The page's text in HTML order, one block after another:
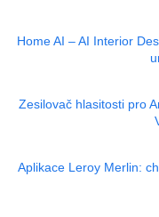
Home AI – AI Interior
Zesilovač hlasitosti pro
Aplikace Leroy Merlin: